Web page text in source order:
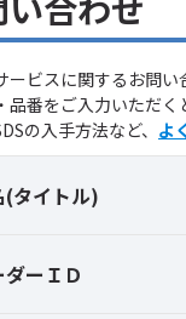
ービスに関するお問い
品番をご入力いただく
の入手方法など、 よ
(タイトル)
ダーＩＤ